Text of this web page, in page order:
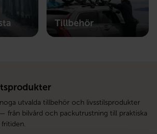
Tillbehör
utvalda tillbehör och livsstilsprodukter
från bilvård och packutrustning till praktiska